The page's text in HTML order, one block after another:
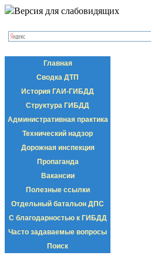
Версия для слабовидящих
Главная
Сводка ДТП
История ГАИ-ГИБДД
Структура ГИБДД
Административная практика
Технический надзор
Дорожная инспекция
Пропаганда
Вакансии
Полезные ссылки
Отдельный батальон ДПС
С благодарностью к ГИБДД
Часто задаваемые вопросы
Поиск